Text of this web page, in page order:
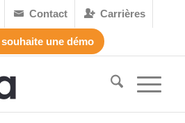
 Contact Carrières
une démo